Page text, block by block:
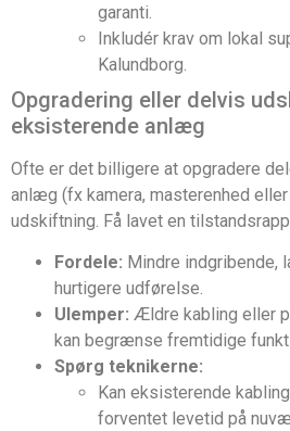
garanti.
Inkludér krav om lokal
Kalundborg.
Opgradering eller delvis
eksisterende anlæg
Ofte er det billigere at opgradere
anlæg (fx kamera, masterenhed
udskiftning. Få lavet en
Fordele: Mindre indgribende,
hurtigere udførelse.
Ulemper: Ældre kabling eller
kan begrænse fremtidige
Spørg teknikerne:
Kan eksisterende
forventet levetid på